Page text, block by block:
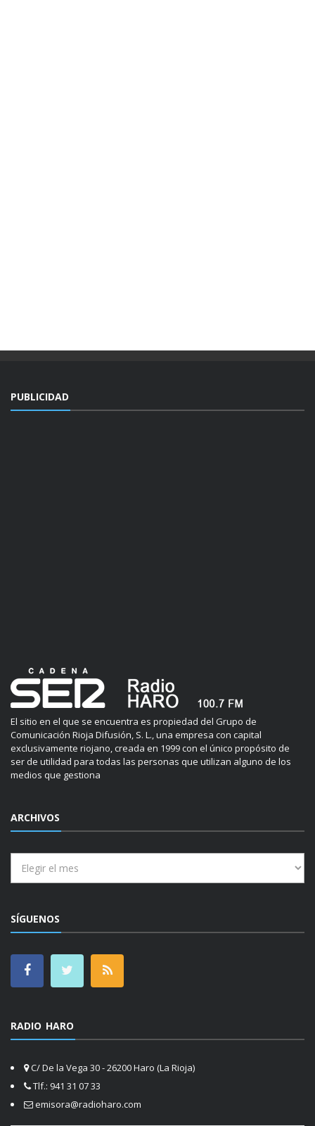
PUBLICIDAD
El sitio en el que se encuentra es propiedad del Grupo de
Comunicación Rioja Difusión, S. L., una empresa con capital
exclusivamente riojano, creada en 1999 con el único propósito de
ser de utilidad para todas las personas que utilizan alguno de los
medios que gestiona
ARCHIVOS
SÍGUENOS
RADIO HARO
C/ De la Vega 30 - 26200 Haro (La Rioja)
Tlf.: 941 31 07 33
emisora@radioharo.com